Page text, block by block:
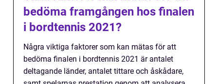
bedöma framgången hos finalen
i bordtennis 2021?
Några viktiga faktorer som kan mätas för att
bedöma finalen i bordtennis 2021 är antalet
deltagande länder, antalet tittare och åskådare,